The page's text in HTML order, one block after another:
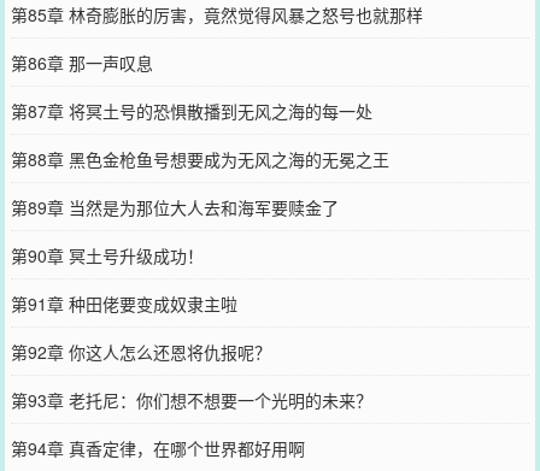
第85章 林奇膨胀的厉害，竟然觉得风暴之怒号也就那样
第86章 那一声叹息
第87章 将冥土号的恐惧散播到无风之海的每一处
第88章 黑色金枪鱼号想要成为无风之海的无冕之王
第89章 当然是为那位大人去和海军要赎金了
第90章 冥土号升级成功！
第91章 种田佬要变成奴隶主啦
第92章 你这人怎么还恩将仇报呢？
第93章 老托尼：你们想不想要一个光明的未来？
第94章 真香定律，在哪个世界都好用啊